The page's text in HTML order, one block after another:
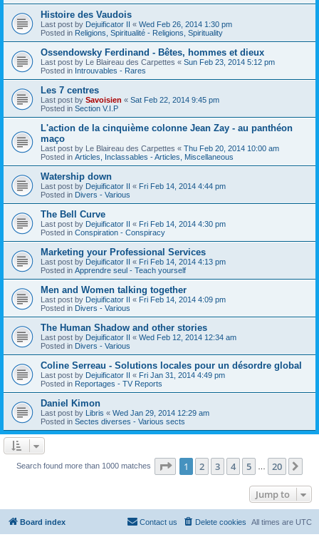
Histoire des Vaudois
Last post by Dejuificator II « Wed Feb 26, 2014 1:30 pm
Posted in Religions, Spiritualité - Religions, Spirituality
Ossendowsky Ferdinand - Bêtes, hommes et dieux
Last post by Le Blaireau des Carpettes « Sun Feb 23, 2014 5:12 pm
Posted in Introuvables - Rares
Les 7 centres
Last post by Savoisien « Sat Feb 22, 2014 9:45 pm
Posted in Section V.I.P
L'action de la cinquième colonne Jean Zay - au panthéon
maço
Last post by Le Blaireau des Carpettes « Thu Feb 20, 2014 10:00 am
Posted in Articles, Inclassables - Articles, Miscellaneous
Watership down
Last post by Dejuificator II « Fri Feb 14, 2014 4:44 pm
Posted in Divers - Various
The Bell Curve
Last post by Dejuificator II « Fri Feb 14, 2014 4:30 pm
Posted in Conspiration - Conspiracy
Marketing your Professional Services
Last post by Dejuificator II « Fri Feb 14, 2014 4:13 pm
Posted in Apprendre seul - Teach yourself
Men and Women talking together
Last post by Dejuificator II « Fri Feb 14, 2014 4:09 pm
Posted in Divers - Various
The Human Shadow and other stories
Last post by Dejuificator II « Wed Feb 12, 2014 12:34 am
Posted in Divers - Various
Coline Serreau - Solutions locales pour un désordre global
Last post by Dejuificator II « Fri Jan 31, 2014 4:49 pm
Posted in Reportages - TV Reports
Daniel Kimon
Last post by Libris « Wed Jan 29, 2014 12:29 am
Posted in Sectes diverses - Various sects
Search found more than 1000 matches Page 1of 20
1 2 3 4 5 20
Jump to
Board index All times are UTC
Delete cookies
Contact us